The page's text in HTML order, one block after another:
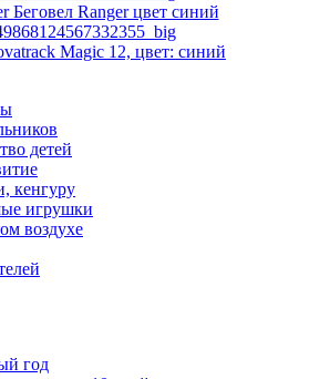
Беговел Ranger цвет синий
Magic 12, цвет: синий
детей
кенгуру
игрушки
воздухе
год